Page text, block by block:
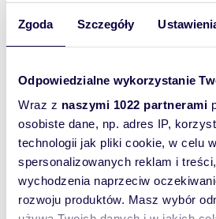
Zgoda Szczegóły
Odpowiedzialne wykorzystanie
Wraz z naszymi 1022 partnerami
osobiste dane, np. adres IP,
technologii jak pliki cookie, w celu
spersonalizowanych reklam i
wychodzenia naprzeciw
rozwoju produktów. Masz wybór
278m 2 0,0464ha 5
Na sprzedaż luksusowy dom 278 m² w
Wilanowie Zawadach
4 900 000 zł